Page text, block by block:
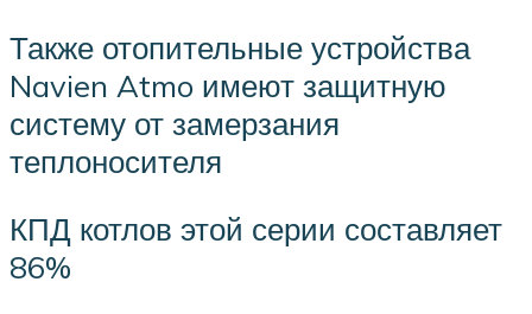
Также отопительные устройства
Navien Atmo имеют защитную
систему от замерзания
теплоносителя
КПД котлов этой серии составляет
86%